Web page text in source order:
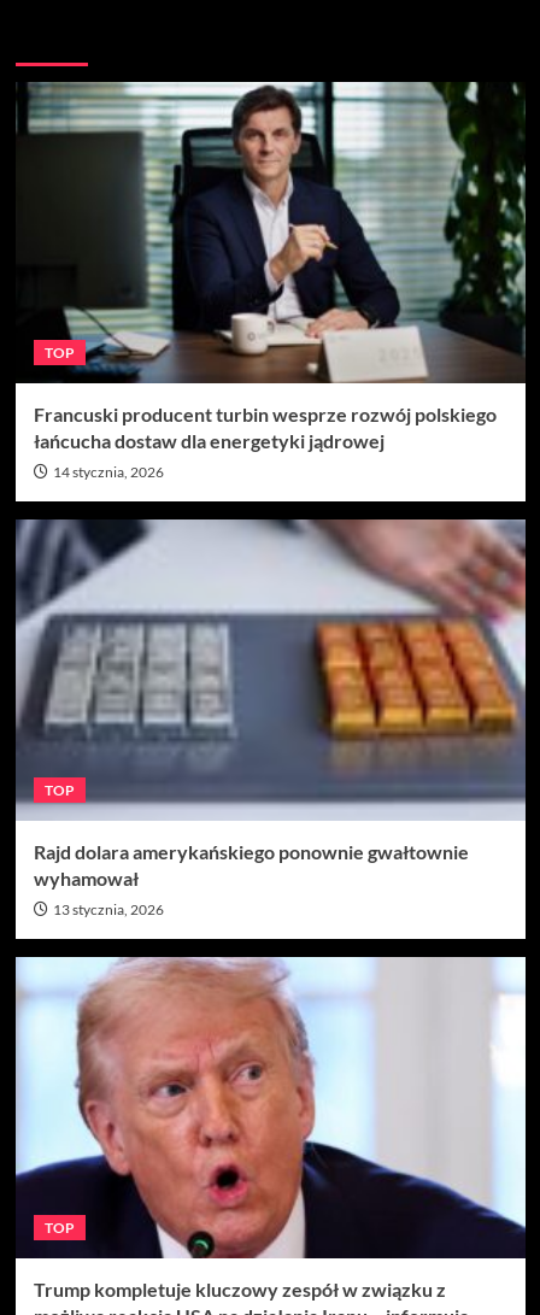
TOP
Francuski producent turbin wesprze rozwój polskiego
łańcucha dostaw dla energetyki jądrowej
14 stycznia, 2026
TOP
Rajd dolara amerykańskiego ponownie gwałtownie
wyhamował
13 stycznia, 2026
TOP
Trump kompletuje kluczowy zespół w związku z